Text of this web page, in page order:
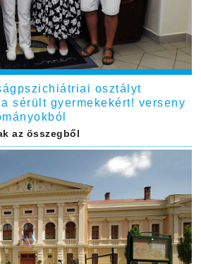
osztályt
sérült gyermekekért! verseny
az összegből